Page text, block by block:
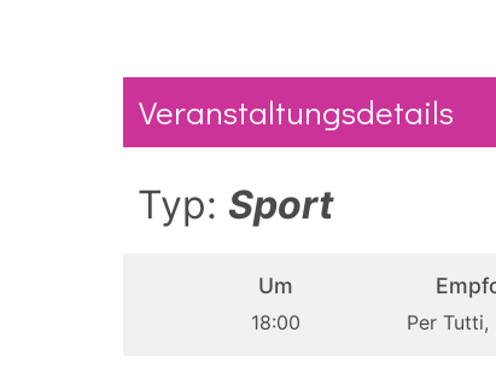
Veranstaltungsdetails
Typ: Sport
Um
18:00 Per